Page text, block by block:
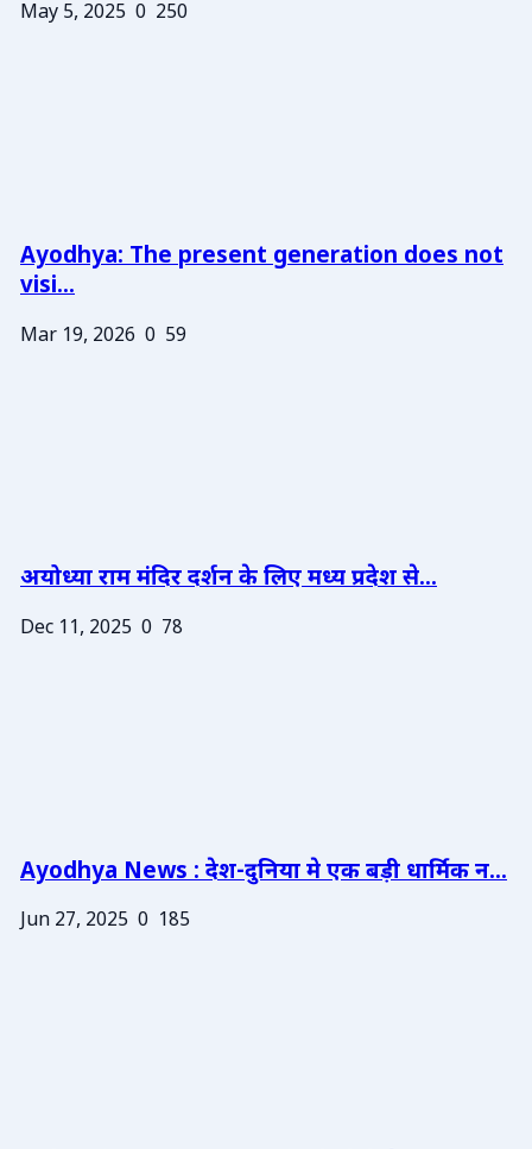
May 5, 2025 0 250
Ayodhya: The present generation does not
visi...
Mar 19, 2026 0 59
अयोध्या राम मंदिर दर्शन के लिए मध्य प्रदेश से...
Dec 11, 2025 0 78
Ayodhya News : देश-दुनिया मे एक बड़ी धार्मिक न...
Jun 27, 2025 0 185